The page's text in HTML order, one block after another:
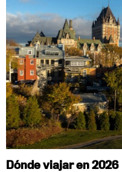
Dónde viajar en 2026